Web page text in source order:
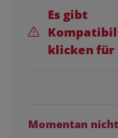
Es gibt
klicken für
Momentan